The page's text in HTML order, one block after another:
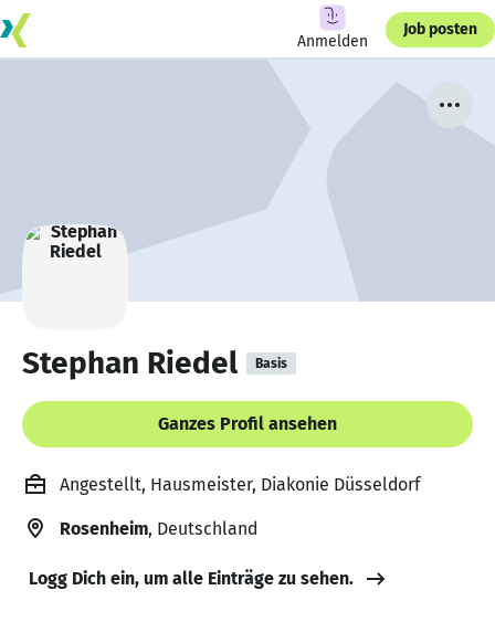
Anmelden
Job posten
Stephan Riedel Basis
Ganzes Profil ansehen
Angestellt, Hausmeister, Diakonie Düsseldorf
Rosenheim, Deutschland
Logg Dich ein, um alle Einträge zu sehen.